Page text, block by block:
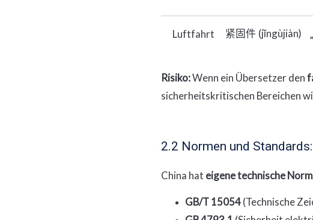
Luftfahrt 紧固件 (jǐngùjiàn)
Risiko:Wenn ein Übersetzer den
sicherheitskritischen Bereichen
2.2 Normen und
China hat eigene technische
GB/T 15054(Technische